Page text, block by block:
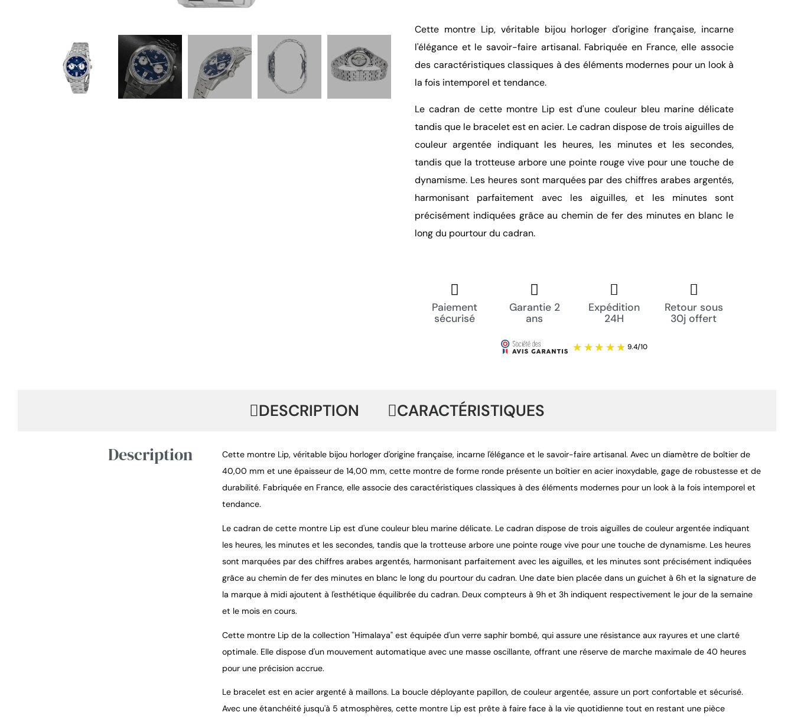
Cette montre Lip, véritable bijou horloger d'origine française, incarne
l'élégance et le savoir-faire artisanal. Fabriquée en France, elle associe
des caractéristiques classiques à des éléments modernes pour un look à
la fois intemporel et tendance.
Le cadran de cette montre Lip est d'une couleur bleu marine délicate
tandis que le bracelet est en acier. Le cadran dispose de trois aiguilles de
couleur argentée indiquant les heures, les minutes et les secondes,
tandis que la trotteuse arbore une pointe rouge vive pour une touche de
dynamisme. Les heures sont marquées par des chiffres arabes argentés,
harmonisant parfaitement avec les aiguilles, et les minutes sont
précisément indiquées grâce au chemin de fer des minutes en blanc le
long du pourtour du cadran.
Paiement
sécurisé
Garantie 2
ans
Expédition
24H
Retour sous
30j offert
DESCRIPTION CARACTÉRISTIQUES
Description
Cette montre Lip, véritable bijou horloger d'origine française, incarne l'élégance et le savoir-faire artisanal. Avec un diamètre de boîtier de
40,00 mm et une épaisseur de 14,00 mm, cette montre de forme ronde présente un boîtier en acier inoxydable, gage de robustesse et de
durabilité. Fabriquée en France, elle associe des caractéristiques classiques à des éléments modernes pour un look à la fois intemporel et
tendance.
Le cadran de cette montre Lip est d'une couleur bleu marine délicate. Le cadran dispose de trois aiguilles de couleur argentée indiquant
les heures, les minutes et les secondes, tandis que la trotteuse arbore une pointe rouge vive pour une touche de dynamisme. Les heures
sont marquées par des chiffres arabes argentés, harmonisant parfaitement avec les aiguilles, et les minutes sont précisément indiquées
grâce au chemin de fer des minutes en blanc le long du pourtour du cadran. Une date bien placée dans un guichet à 6h et la signature de
la marque à midi ajoutent à l'esthétique équilibrée du cadran. Deux compteurs à 9h et 3h indiquent respectivement le jour de la semaine
et le mois en cours.
Cette montre Lip de la collection "Himalaya" est équipée d'un verre saphir bombé, qui assure une résistance aux rayures et une clarté
optimale. Elle dispose d'un mouvement automatique avec une masse oscillante, offrant une réserve de marche maximale de 40 heures
pour une précision accrue.
Le bracelet est en acier argenté à maillons. La boucle déployante papillon, de couleur argentée, assure un port confortable et sécurisé.
Avec une étanchéité jusqu'à 5 atmosphères, cette montre Lip est prête à faire face à la vie quotidienne tout en restant une pièce